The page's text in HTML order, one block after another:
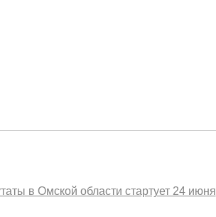
в Омской области стартует 24 июня